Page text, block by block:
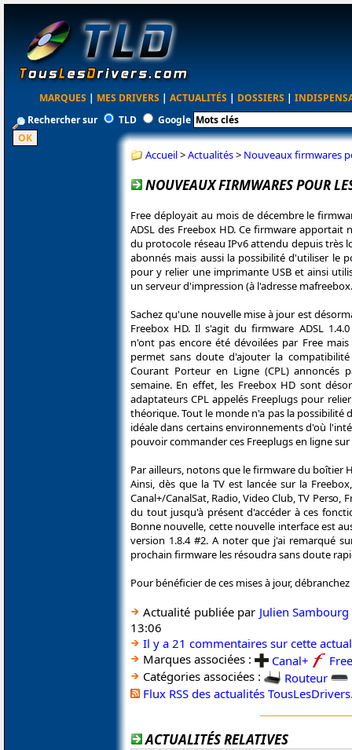
MARQUES | MES DRIVERS | ACTUALITÉS | DOSSIERS |
Rechercher sur
TLD Google
Accueil>Actualités> Nouveaux firmwares
NOUVEAUX FIRMWARES POUR
Free déployait au mois de décembre le
ADSL des Freebox HD. Ce firmware
du protocole réseau IPv6 attendu depuis très
abonnés mais aussi la possibilité d'utiliser le
pour y relier une imprimante USB et ainsi
un serveur d'impression (à l'adresse
Sachez qu'une nouvelle mise à jour est
Freebox HD. Il s'agit du firmware ADSL
n'ont pas encore été dévoilées par Free
permet sans doute d'ajouter la
Courant Porteur en Ligne (CPL) annoncés
semaine. En effet, les Freebox HD sont
adaptateurs CPL appelés Freeplugs pour
théorique. Tout le monde n'a pas la possibilité
idéale dans certains environnements d'où
pouvoir commander ces Freeplugs en ligne
Par ailleurs, notons que le firmware du boîtier
Ainsi, dès que la TV est lancée sur la
Canal+/CanalSat, Radio, Video Club, TV
du tout jusqu'à présent d'accéder à ces
Bonne nouvelle, cette nouvelle interface est
version 1.8.4 #2. A noter que j'ai remarqué
prochain firmware les résoudra sans doute
Pour bénéficier de ces mises à jour,
Actualité publiée par Julien Sambourg
13:06
Il y a 21 commentaires sur cette
Marques associées :
Canal+
Free
Catégories associées :
Routeur
Flux RSS des actualités
ACTUALITÉS RELATIVES